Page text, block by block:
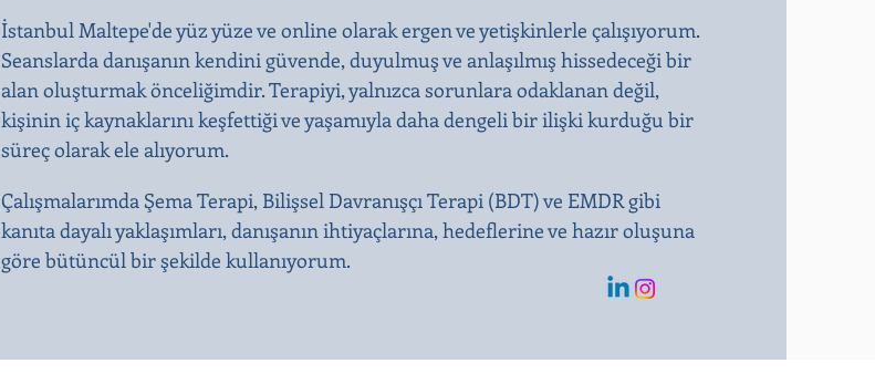
İstanbul Maltepe'de yüz yüze ve online olarak ergen ve yetişkinlerle çalışıyorum.
Seanslarda danışanın kendini güvende, duyulmuş ve anlaşılmış hissedeceği bir
alan oluşturmak önceliğimdir. Terapiyi, yalnızca sorunlara odaklanan değil,
kişinin iç kaynaklarını keşfettiği ve yaşamıyla daha dengeli bir ilişki kurduğu bir
süreç olarak ele alıyorum.
Çalışmalarımda Şema Terapi, Bilişsel Davranışçı Terapi (BDT) ve EMDR gibi
kanıta dayalı yaklaşımları, danışanın ihtiyaçlarına, hedeflerine ve hazır oluşuna
göre bütüncül bir şekilde kullanıyorum.